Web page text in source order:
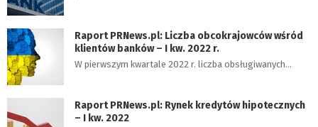
Raport PRNews.pl: Liczba obcokrajowców wśród
klientów banków – I kw. 2022 r.
W pierwszym kwartale 2022 r. liczba obsługiwanych…
Raport PRNews.pl: Rynek kredytów hipotecznych
– I kw. 2022